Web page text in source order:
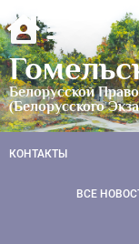
Белорусской
(Белорусского
КОНТАКТЫ
ВСЕ